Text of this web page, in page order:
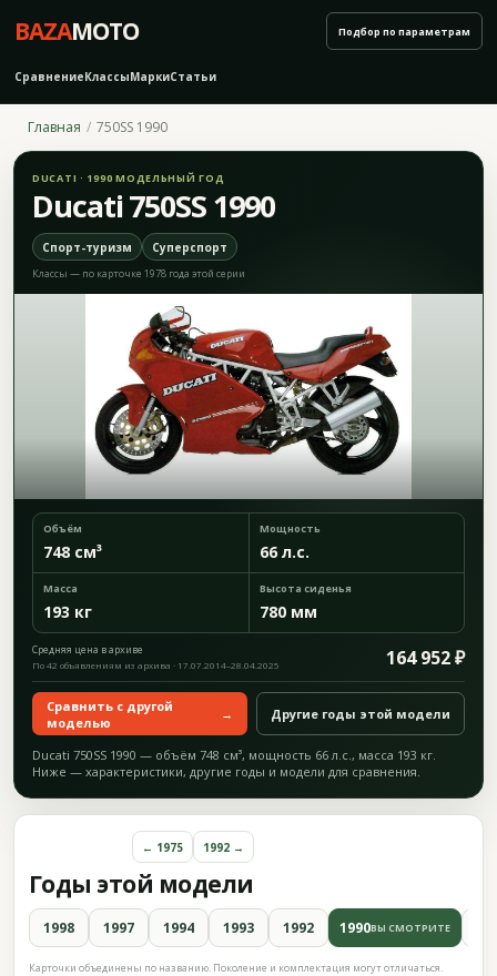
BAZAMOTO
СравнениеКлассыМаркиСтатьи
Подбор по параметрам
Главная 750SS 1990
DUCATI · 1990 МОДЕЛЬНЫЙ ГОД
Ducati 750SS 1990
Спорт-туризм Суперспорт
Классы — по карточке 1978 года этой серии
Объём
748 см³
Мощность
66 л.с.
Масса
193 кг
Высота сиденья
780 мм
Средняя цена в архиве 164 952 ₽
По 42 объявлениям из архива · 17.07.2014–28.04.2025
Сравнить с другой
моделью
→ Другие годы этой модели
Ducati 750SS 1990 — объём 748 см³, мощность 66 л.с., масса 193 кг.
Ниже — характеристики, другие годы и модели для сравнения.
Годы этой модели
← 1975 1992 →
1998 1997 1994 1993 1992 1990ВЫ СМОТРИТЕ
Карточки объединены по названию. Поколение и комплектация могут отличаться.